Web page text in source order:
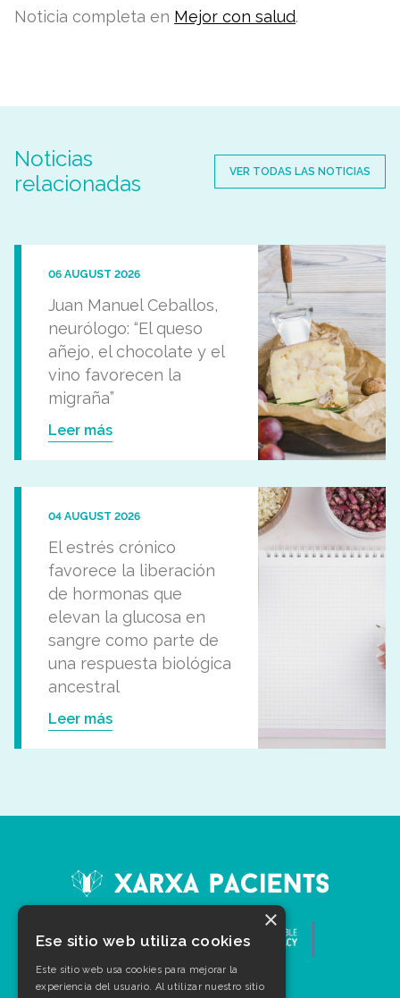
Noticia completa en Mejor con salud.
Noticias
relacionadas
VER TODAS LAS NOTICIAS
06 AUGUST 2026
Juan Manuel Ceballos,
neurólogo: “El queso
añejo, el chocolate y el
vino favorecen la
migraña”
Leer más
04 AUGUST 2026
El estrés crónico
favorece la liberación
de hormonas que
elevan la glucosa en
sangre como parte de
una respuesta biológica
ancestral
Leer más
×
Ese sitio web utiliza cookies
Este sitio web usa cookies para mejorar la
experiencia del usuario. Al utilizar nuestro sitio